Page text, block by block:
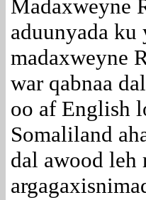
Madaxweyne
aduunyada
madaxweyne
war qabnaa
oo af English
Somaliland
dal awood leh